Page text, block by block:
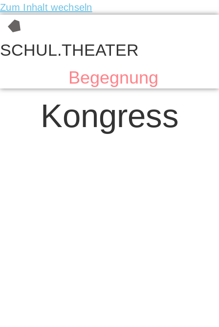
Zum Inhalt wechseln
SCHUL.THEATER
Begegnung
Kongress